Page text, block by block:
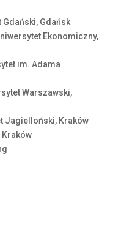
Gdańsk
Ekonomiczny,
im. Adama
Warszawski,
Jagielloński, Kraków
Kraków